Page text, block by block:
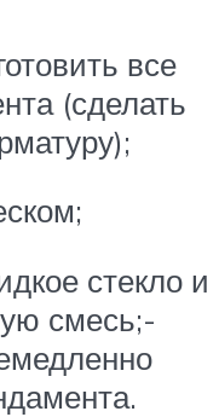
все
(сделать
стекло и
смесь;-